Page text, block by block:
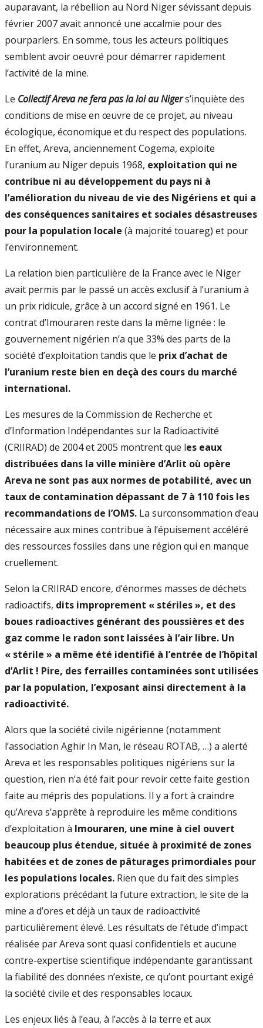
auparavant, la rébellion au Nord Niger sévissant depuis
février 2007 avait annoncé une accalmie pour des
pourparlers. En somme, tous les acteurs politiques
semblent avoir oeuvré pour démarrer rapidement
l’activité de la mine.
Le Collectif Areva ne fera pas la loi au Nigers’inquiète des
conditions de mise en œuvre de ce projet, au niveau
écologique, économique et du respect des populations.
En effet, Areva, anciennement Cogema, exploite
l’uranium au Niger depuis 1968, exploitation qui ne
contribue ni au développement du pays ni à
l’amélioration du niveau de vie des Nigériens et qui a
des conséquences sanitaires et sociales désastreuses
pour la population locale (à majorité touareg) et pour
l’environnement.
La relation bien particulière de la France avec le Niger
avait permis par le passé un accès exclusif à l’uranium à
un prix ridicule, grâce à un accord signé en 1961. Le
contrat d’Imouraren reste dans la même lignée : le
gouvernement nigérien n’a que 33% des parts de la
société d’exploitation tandis que le prix d’achat de
l’uranium reste bien en deçà des cours du marché
international.
Les mesures de la Commission de Recherche et
d’Information Indépendantes sur la Radioactivité
(CRIIRAD) de 2004 et 2005 montrent que les eaux
distribuées dans la ville minière d’Arlit où opère
Areva ne sont pas aux normes de potabilité, avec un
taux de contamination dépassant de 7 à 110 fois les
recommandations de l’OMS. La surconsommation d’eau
nécessaire aux mines contribue à l’épuisement accéléré
des ressources fossiles dans une région qui en manque
cruellement.
Selon la CRIIRAD encore, d’énormes masses de déchets
radioactifs, dits improprement « stériles », et des
boues radioactives générant des poussières et des
gaz comme le radon sont laissées à l’air libre. Un
« stérile » a même été identifié à l’entrée de l’hôpital
d’Arlit ! Pire, des ferrailles contaminées sont utilisées
par la population, l’exposant ainsi directement à la
radioactivité.
Alors que la société civile nigérienne (notamment
l’association Aghir In Man, le réseau ROTAB, …) a alerté
Areva et les responsables politiques nigériens sur la
question, rien n’a été fait pour revoir cette faite gestion
faite au mépris des populations. Il y a fort à craindre
qu’Areva s’apprête à reproduire les même conditions
d’exploitation à Imouraren, une mine à ciel ouvert
beaucoup plus étendue, située à proximité de zones
habitées et de zones de pâturages primordiales pour
les populations locales. Rien que du fait des simples
explorations précédant la future extraction, le site de la
mine a d’ores et déjà un taux de radioactivité
particulièrement élevé. Les résultats de l’étude d’impact
réalisée par Areva sont quasi confidentiels et aucune
contre-expertise scientifique indépendante garantissant
la fiabilité des données n’existe, ce qu’ont pourtant exigé
la société civile et des responsables locaux.
Les enjeux liés à l’eau, à l’accès à la terre et aux